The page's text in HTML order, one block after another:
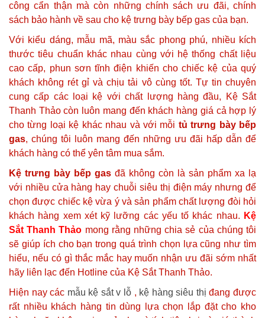
công cẩn thận mà còn những chính sách ưu đãi, chính
sách bảo hành về sau cho kệ trưng bày bếp gas của bạn.
Với kiểu dáng, mẫu mã, màu sắc phong phú, nhiều kích
thước tiêu chuẩn khác nhau cùng với hệ thống chất liệu
cao cấp, phun sơn tĩnh điện khiến cho chiếc kệ của quý
khách không rét gỉ và chịu tải vô cùng tốt. Tự tin chuyên
cung cấp các loại kệ với chất lượng hàng đầu, Kệ Sắt
Thanh Thảo còn luôn mang đến khách hàng giá cả hợp lý
cho từng loại kệ khác nhau và với mỗi tủ trưng bày bếp
gas, chúng tôi luôn mang đến những ưu đãi hấp dẫn để
khách hàng có thể yên tâm mua sắm.
Kệ trưng bày bếp gas đã không còn là sản phẩm xa lạ
với nhiều cửa hàng hay chuỗi siêu thị điện máy nhưng để
chọn được chiếc kệ vừa ý và sản phẩm chất lượng đòi hỏi
khách hàng xem xét kỹ lưỡng các yếu tố khác nhau. Kệ
Sắt Thanh Thảo mong rằng những chia sẻ của chúng tôi
sẽ giúp ích cho bạn trong quá trình chọn lựa cũng như tìm
hiểu, nếu có gì thắc mắc hay muốn nhận ưu đãi sớm nhất
hãy liên lạc đến Hotline của Kệ Sắt Thanh Thảo.
Hiện nay các mẫu kệ sắt v lỗ , kệ hàng siêu thịđang được
rất nhiều khách hàng tin dùng lựa chọn lắp đặt cho kho